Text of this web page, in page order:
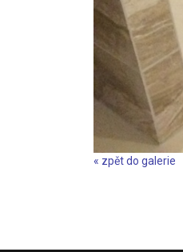
« zpět do galerie